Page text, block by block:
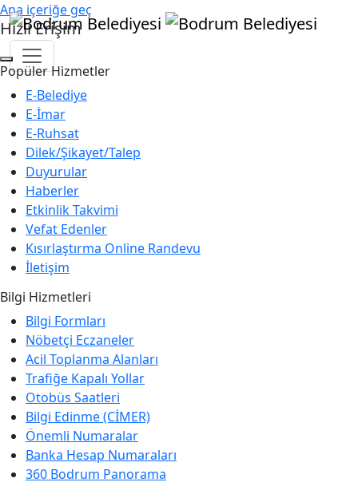
Ana içeriğe geç
Hızlı Erişim
Popüler Hizmetler
E-Belediye
E-İmar
E-Ruhsat
Dilek/Şikayet/Talep
Duyurular
Haberler
Etkinlik Takvimi
Vefat Edenler
Kısırlaştırma Online Randevu
İletişim
Bilgi Hizmetleri
Bilgi Formları
Nöbetçi Eczaneler
Acil Toplanma Alanları
Trafiğe Kapalı Yollar
Otobüs Saatleri
Bilgi Edinme (CİMER)
Önemli Numaralar
Banka Hesap Numaraları
360 Bodrum Panorama